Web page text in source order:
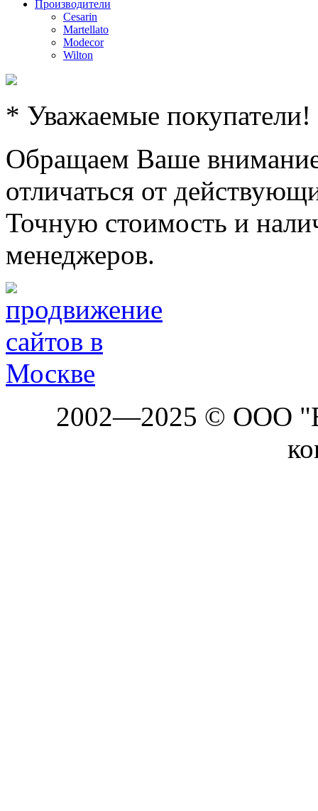
Производители
Cesarin
Martellato
Modecor
Wilton
* Уважаемые покупатели!
Обращаем Ваше
отличаться от
Точную стоимость и
менеджеров.
2002—2025 © ООО